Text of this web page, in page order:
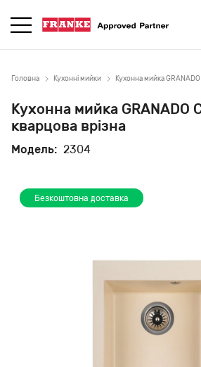
Головна Кухонні мийки Кухонна мийка
Кухонна мийка GRANADO
кварцова врізна
Модель: 2304
Безкоштовна доставка